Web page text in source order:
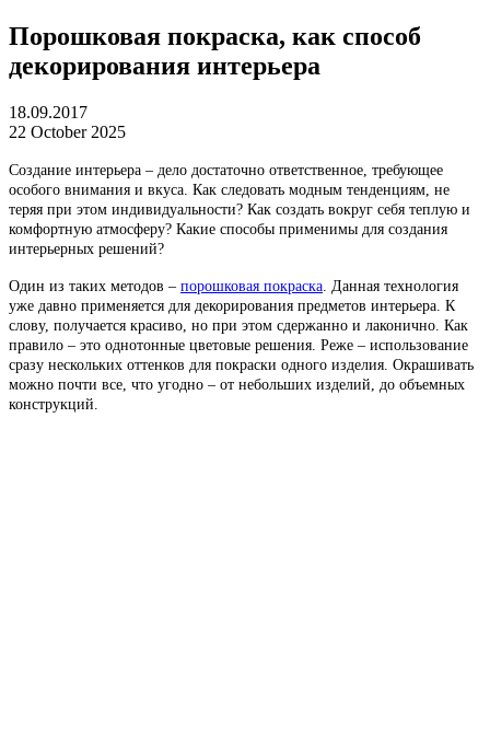
Порошковая покраска, как способ
декорирования интерьера
18.09.2017
22 October 2025
Создание интерьера – дело достаточно ответственное, требующее
особого внимания и вкуса. Как следовать модным тенденциям, не
теряя при этом индивидуальности? Как создать вокруг себя теплую и
комфортную атмосферу? Какие способы применимы для создания
интерьерных решений?
Один из таких методов – порошковая покраска . Данная технология
уже давно применяется для декорирования предметов интерьера. К
слову, получается красиво, но при этом сдержанно и лаконично. Как
правило – это однотонные цветовые решения. Реже – использование
сразу нескольких оттенков для покраски одного изделия. Окрашивать
можно почти все, что угодно – от небольших изделий, до объемных
конструкций.